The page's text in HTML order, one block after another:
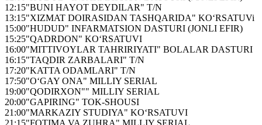
12:15"BUNI HAYOT DEYDILAR" T/N
13:15"XIZMAT DOIRASIDAN TASHQARIDA" KO‘RSATUVi
15:00"HUDUD" INFARMATSION DASTURI (JONLI EFIR)
15:25"QADRDON" KO‘RSATUVI
16:00"MITTIVOYLAR TAHRIRIYATI" BOLALAR DASTURI
16:15"TAQDIR ZARBALARI" T/N
17:20"KATTA ODAMLARI" T/N
17:50"O‘GAY ONA" MILLIY SERIAL
19:00"QODIRXON"" MILLIY SERIAL
20:00"GAPIRING" TOK-SHOUSI
21:00"MARKAZIY STUDIYA" KO‘RSATUVI